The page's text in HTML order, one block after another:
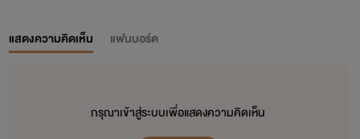
แสดงความคิดเห็น แฟนบอร์ด
กรุณาเข้าสู่ระบบเพื่อแสดงความคิดเห็น